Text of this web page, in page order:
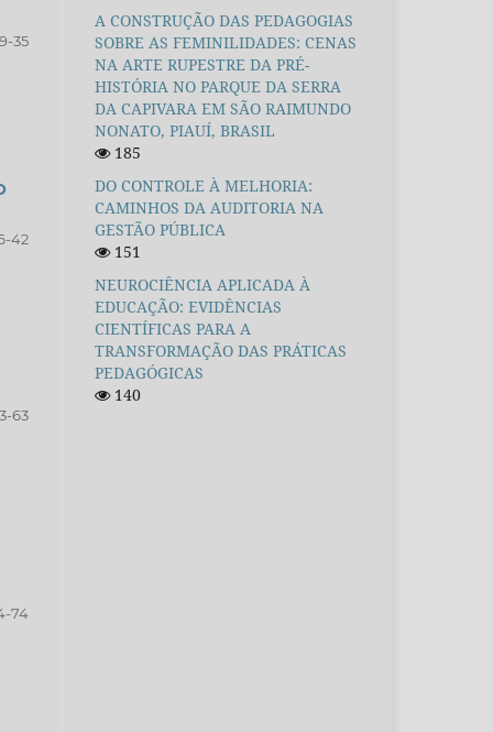
35
42
63
74
A CONSTRUÇÃO DAS PEDAGOGIAS
SOBRE AS FEMINILIDADES: CENAS
NA ARTE RUPESTRE DA PRÉ-
HISTÓRIA NO PARQUE DA SERRA
DA CAPIVARA EM SÃO RAIMUNDO
NONATO, PIAUÍ, BRASIL
185
DO CONTROLE À MELHORIA:
CAMINHOS DA AUDITORIA NA
GESTÃO PÚBLICA
151
NEUROCIÊNCIA APLICADA À
EDUCAÇÃO: EVIDÊNCIAS
CIENTÍFICAS PARA A
TRANSFORMAÇÃO DAS PRÁTICAS
PEDAGÓGICAS
140